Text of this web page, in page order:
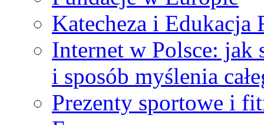
Katecheza i Edukacja
Internet w Polsce: jak
i sposób myślenia
Prezenty sportowe i